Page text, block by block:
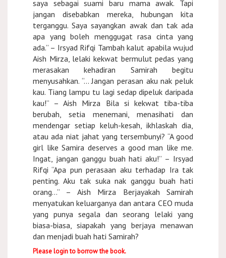
saya sebagai suami baru mama awak. Tapi
jangan disebabkan mereka, hubungan kita
terganggu. Saya sayangkan awak dan tak ada
apa yang boleh menggugat rasa cinta yang
ada.” – Irsyad Rifqi Tambah kalut apabila wujud
Aish Mirza, lelaki kekwat bermulut pedas yang
merasakan kehadiran Samirah begitu
menyusahkan. “… Jangan perasan aku nak peluk
kau. Tiang lampu tu lagi sedap dipeluk daripada
kau!” – Aish Mirza Bila si kekwat tiba-tiba
berubah, setia menemani, menasihati dan
mendengar setiap keluh-kesah, ikhlaskah dia,
atau ada niat jahat yang tersembunyi? “A good
girl like Samira deserves a good man like me.
Ingat, jangan ganggu buah hati aku!” – Irsyad
Rifqi “Apa pun perasaan aku terhadap Ira tak
penting. Aku tak suka nak ganggu buah hati
orang…” – Aish Mirza Berjayakah Samirah
menyatukan keluarganya dan antara CEO muda
yang punya segala dan seorang lelaki yang
biasa-biasa, siapakah yang berjaya menawan
dan menjadi buah hati Samirah?
Please login to borrow the book.